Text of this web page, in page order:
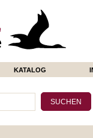
KATALOG